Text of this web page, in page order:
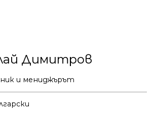
Димитров
и мениджърът